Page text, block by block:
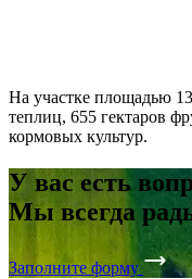
На участке площадью
теплиц, 655 гектаров
кормовых культур.
У вас есть
Мы всегда
Заполните форму